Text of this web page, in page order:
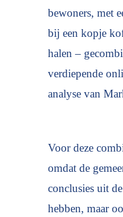
bewoners, met
bij een kopje
halen –
verdiepende
analyse van
Voor deze
omdat de
conclusies uit
hebben, maar